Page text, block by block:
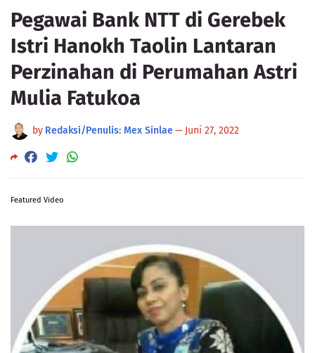
Pegawai Bank NTT di Gerebek
Istri Hanokh Taolin Lantaran
Perzinahan di Perumahan Astri
Mulia Fatukoa
by Redaksi/Penulis: Mex Sinlae— Juni 27, 2022
Featured Video